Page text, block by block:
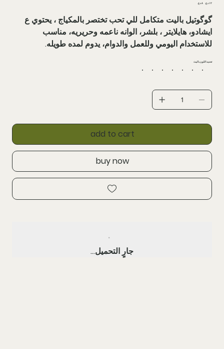
السعرسعر
گوگوتیل باليت متكامل للي تحب تختصر بالمكياج ، يحتوي ع
ايشادو، هايلايتر ، بلشر، الوانه ناعمه وحريريه، مناسب
للاستخدام اليومي وللعمل والدوام، يدوم لمده طويله.
تحدید اللون بالیت
add to cart
buy now
جارٍ التحميل...